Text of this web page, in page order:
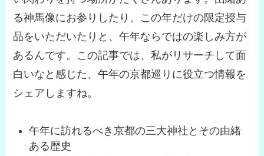
る神馬像にお参りしたり、この年だけの限定授与
品をいただいたりと、午年ならではの楽しみ方が
あるんです。この記事では、私がリサーチして面
白いなと感じた、午年の京都巡りに役立つ情報を
シェアしますね。
午年に訪れるべき京都の三大神社とその由緒
ある歴史